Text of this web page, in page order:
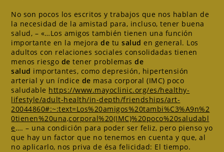
No son pocos los escritos y trabajos que nos hablan de
la necesidad de la amistad para, incluso, tener buena
salud, – «…Los amigos también tienen una función
importante en la mejorade tusalud en general. Los
adultos con relaciones sociales consolidadas tienen
menos riesgo de tener problemasde
salud importantes, como depresión, hipertensión
arterial y un índice de masa corporal (IMC) poco
saludable https://www.mayoclinic.org/es/healthy-
lifestyle/adult-health/in-depth/friendships/art-
20044860#:~:text=Los%20amigos%20tambi%C3%A9n%2
0tienen%20una,corporal%20(IMC)%20poco%20saludabl
e…. – una condición para poder ser feliz, pero pienso yo
que hay un factor que no tenemos en cuenta y que, al
no aplicarlo, nos priva de ésa felicidad: El tiempo.